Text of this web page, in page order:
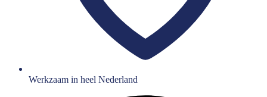
Werkzaam in heel Nederland